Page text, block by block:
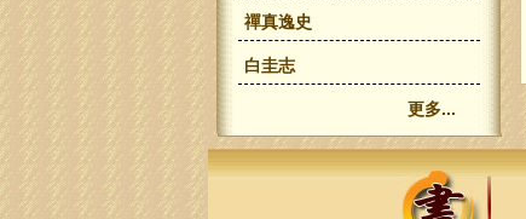
禪真逸史
白圭志
更多...